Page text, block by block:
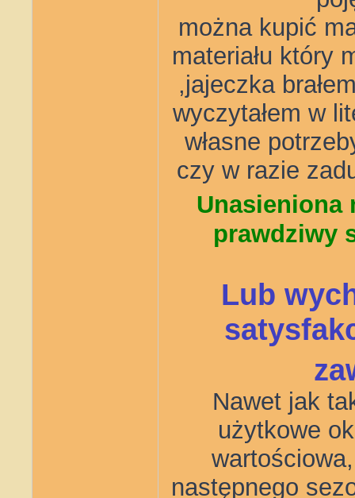
można kupić
materiału który
,jajeczka
wyczytałem w
własne
czy w razie
Unasieniona
prawdziwy
Lub
Nawet jak
użytkowe
następnego